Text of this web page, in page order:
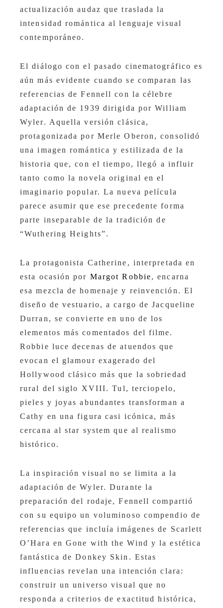
actualización audaz que traslada la
intensidad romántica al lenguaje visual
contemporáneo.
El diálogo con el pasado cinematográfico es
aún más evidente cuando se comparan las
referencias de Fennell con la célebre
adaptación de 1939 dirigida por William
Wyler. Aquella versión clásica,
protagonizada por Merle Oberon, consolidó
una imagen romántica y estilizada de la
historia que, con el tiempo, llegó a influir
tanto como la novela original en el
imaginario popular. La nueva película
parece asumir que ese precedente forma
parte inseparable de la tradición de
“Wuthering Heights”.
La protagonista Catherine, interpretada en
esta ocasión por Margot Robbie, encarna
esa mezcla de homenaje y reinvención. El
diseño de vestuario, a cargo de Jacqueline
Durran, se convierte en uno de los
elementos más comentados del filme.
Robbie luce decenas de atuendos que
evocan el glamour exagerado del
Hollywood clásico más que la sobriedad
rural del siglo XVIII. Tul, terciopelo,
pieles y joyas abundantes transforman a
Cathy en una figura casi icónica, más
cercana al star system que al realismo
histórico.
La inspiración visual no se limita a la
adaptación de Wyler. Durante la
preparación del rodaje, Fennell compartió
con su equipo un voluminoso compendio de
referencias que incluía imágenes de Scarlett
O’Hara en Gone with the Wind y la estética
fantástica de Donkey Skin. Estas
influencias revelan una intención clara:
construir un universo visual que no
responda a criterios de exactitud histórica,